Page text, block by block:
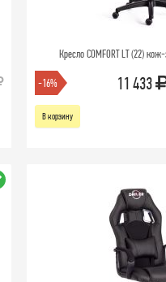
Кресло COMFORT LT (22)
-16% 11 433
В корзину